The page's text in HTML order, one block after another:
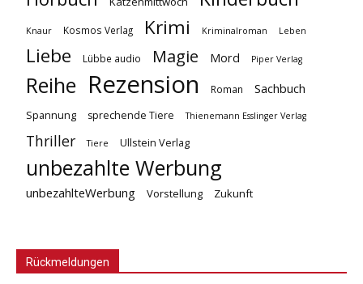
Knaur Kosmos Verlag Krimi Kriminalroman Leben
Liebe Lübbe audio Magie Mord Piper Verlag
Reihe Rezension Roman Sachbuch
Spannung sprechende Tiere Thienemann Esslinger Verlag
Thriller Tiere Ullstein Verlag
unbezahlte Werbung
unbezahlteWerbung Vorstellung Zukunft
Rückmeldungen